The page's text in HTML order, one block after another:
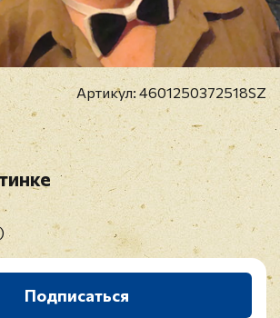
Артикул: 4601250372518SZ
Подписаться